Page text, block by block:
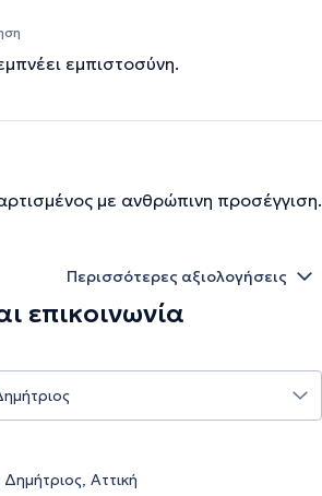
εμπιστοσύνη.
με ανθρώπινη προσέγγιση.
Περισσότερες αξιολογήσεις
επικοινωνία
Αττική